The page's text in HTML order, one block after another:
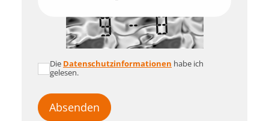
Die Datenschutzinformationen habe ich
gelesen.